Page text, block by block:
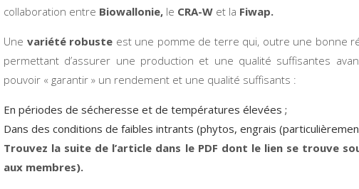
collaboration entre Biowallonie, le CRA-W et la Fiwap.
Une variété robuste est une pomme de terre qui, outre une bonne
permettant d’assurer une production et une qualité suffisantes
pouvoir « garantir » un rendement et une qualité suffisants :
En périodes de sécheresse et de températures élevées ;
Dans des conditions de faibles intrants (phytos, engrais
Trouvez la suite de l’article dans le PDF dont le lien se trouve
aux membres).